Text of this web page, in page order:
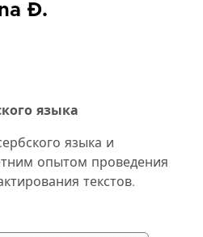
Đ.
языка
языка и
опытом проведения
текстов.
сталкиваются